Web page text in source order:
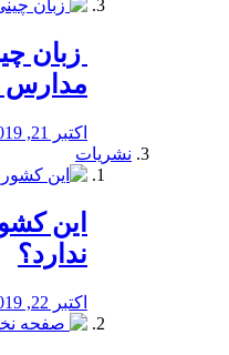
زبان
مدارس
اکتبر 21, 2019
نشریات
این
ندارد؟
اکتبر 22, 2019